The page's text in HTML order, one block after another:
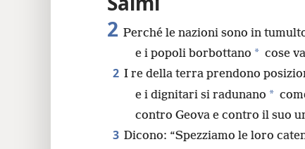
2 Perché le nazioni sono in
e i popoli borbottano * cose
2 I re della terra prendono
e i dignitari si radunano *
contro Geova e contro il suo
3 Dicono: “Spezziamo le loro